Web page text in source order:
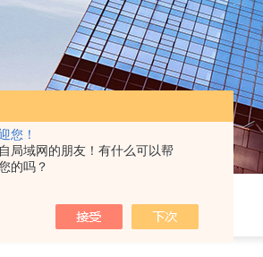
您！
局域网的朋友！有什么可以帮
的吗？
分光光度计，原子吸收分光光度计，傅立叶红外光谱仪，分析天平等常规实验室产品。